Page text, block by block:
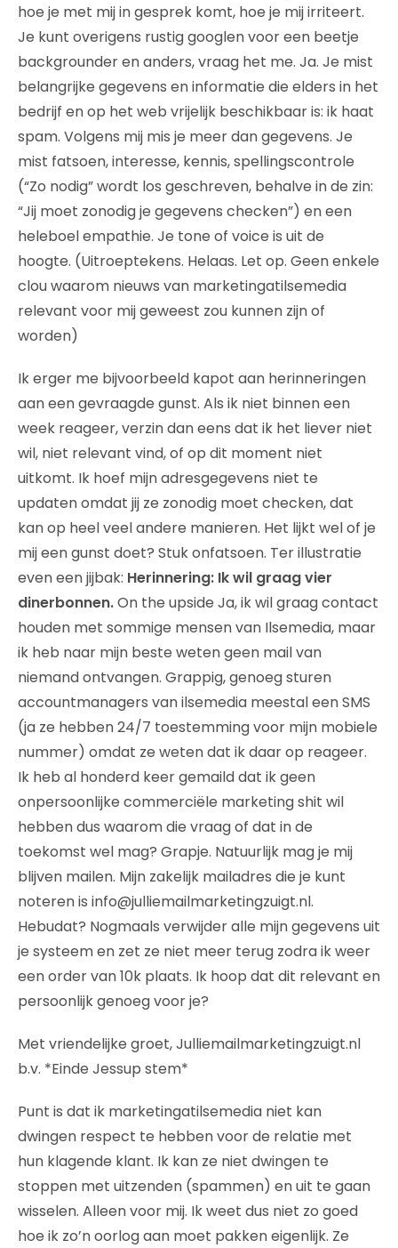
hoe je met mij in gesprek komt, hoe je mij irriteert.
Je kunt overigens rustig googlen voor een beetje
backgrounder en anders, vraag het me. Ja. Je mist
belangrijke gegevens en informatie die elders in het
bedrijf en op het web vrijelijk beschikbaar is: ik haat
spam. Volgens mij mis je meer dan gegevens. Je
mist fatsoen, interesse, kennis, spellingscontrole
(“Zo nodig” wordt los geschreven, behalve in de zin:
“Jij moet zonodig je gegevens checken”) en een
heleboel empathie. Je tone of voice is uit de
hoogte. (Uitroeptekens. Helaas. Let op. Geen enkele
clou waarom nieuws van marketingatilsemedia
relevant voor mij geweest zou kunnen zijn of
worden)
Ik erger me bijvoorbeeld kapot aan herinneringen
aan een gevraagde gunst. Als ik niet binnen een
week reageer, verzin dan eens dat ik het liever niet
wil, niet relevant vind, of op dit moment niet
uitkomt. Ik hoef mijn adresgegevens niet te
updaten omdat jij ze zonodig moet checken, dat
kan op heel veel andere manieren. Het lijkt wel of je
mij een gunst doet? Stuk onfatsoen. Ter illustratie
even een jijbak: Herinnering: Ik wil graag vier
dinerbonnen.On the upside Ja, ik wil graag contact
houden met sommige mensen van Ilsemedia, maar
ik heb naar mijn beste weten geen mail van
niemand ontvangen. Grappig, genoeg sturen
accountmanagers van ilsemedia meestal een SMS
(ja ze hebben 24/7 toestemming voor mijn mobiele
nummer) omdat ze weten dat ik daar op reageer.
Ik heb al honderd keer gemaild dat ik geen
onpersoonlijke commerciële marketing shit wil
hebben dus waarom die vraag of dat in de
toekomst wel mag? Grapje. Natuurlijk mag je mij
blijven mailen. Mijn zakelijk mailadres die je kunt
noteren is info@julliemailmarketingzuigt.nl.
Hebudat? Nogmaals verwijder alle mijn gegevens uit
je systeem en zet ze niet meer terug zodra ik weer
een order van 10k plaats. Ik hoop dat dit relevant en
persoonlijk genoeg voor je?
Met vriendelijke groet, Julliemailmarketingzuigt.nl
b.v. *Einde Jessup stem*
Punt is dat ik marketingatilsemedia niet kan
dwingen respect te hebben voor de relatie met
hun klagende klant. Ik kan ze niet dwingen te
stoppen met uitzenden (spammen) en uit te gaan
wisselen. Alleen voor mij. Ik weet dus niet zo goed
hoe ik zo’n oorlog aan moet pakken eigenlijk. Ze